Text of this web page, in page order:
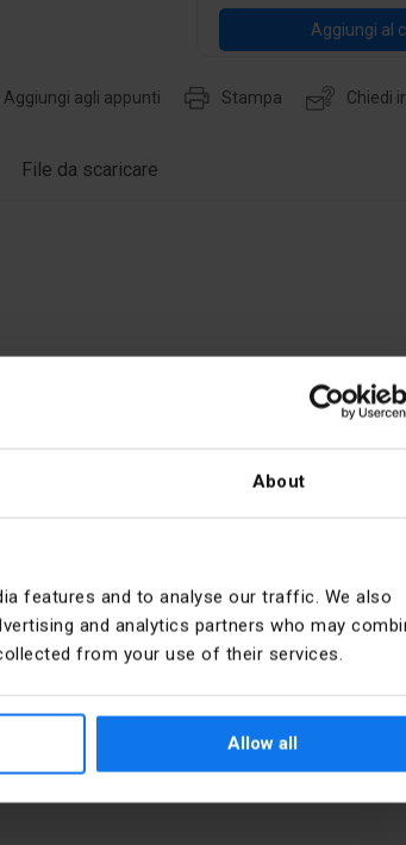
About
features and to analyse our traffic. We also
and analytics partners who may
from your use of their services.
Allow all
Aggiungi al
Aggiungi agli appunti Stampa Chiedi
File da scaricare
styków zwiernych 0
połączenia elektrycznego Połączenie
montażu Montaż